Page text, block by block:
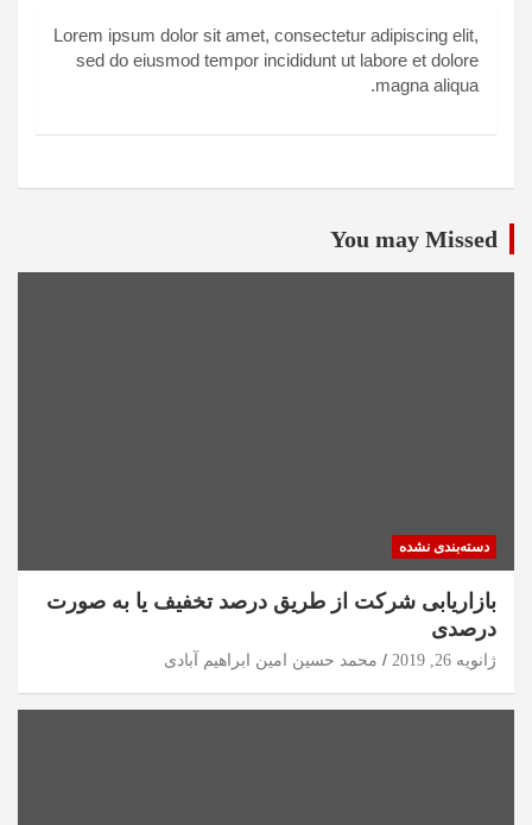
Lorem ipsum dolor sit amet, consectetur adipiscing elit,
sed do eiusmod tempor incididunt ut labore et dolore
magna aliqua.
You may Missed
دسته‌بندی نشده
بازاریابی شرکت از طریق درصد تخفیف یا به صورت
درصدی
ژانویه 26, 2019 محمد حسین امین ابراهیم آبادی